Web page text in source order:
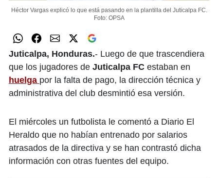
Héctor Vargas explicó lo que está pasando en la plantilla del Juticalpa FC.
Foto: OPSA
Juticalpa, Honduras.- Luego de que trascendiera
que los jugadores de Juticalpa FC estaban en
huelga por la falta de pago, la dirección técnica y
administrativa del club desmintió esa versión.
El miércoles un futbolista le comentó a Diario El
Heraldo que no habían entrenado por salarios
atrasados de la directiva y se han contrastó dicha
información con otras fuentes del equipo.